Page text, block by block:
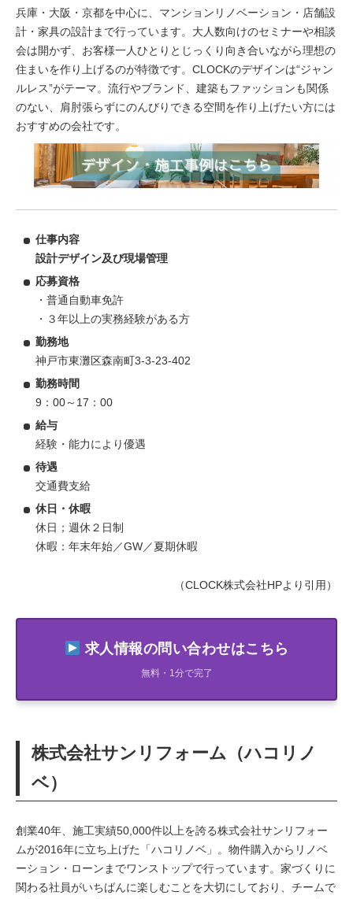
兵庫・大阪・京都を中心に、マンションリノベーション・店舗設
計・家具の設計まで行っています。大人数向けのセミナーや相談
会は開かず、お客様一人ひとりとじっくり向き合いながら理想の
住まいを作り上げるのが特徴です。CLOCKのデザインは“ジャン
ルレス”がテーマ。流行やブランド、建築もファッションも関係
のない、肩肘張らずにのんびりできる空間を作り上げたい方には
おすすめの会社です。
仕事内容
設計デザイン及び現場管理
応募資格
・普通自動車免許
・３年以上の実務経験がある方
勤務地
神戸市東灘区森南町3-3-23-402
勤務時間
9：00～17：00
給与
経験・能力により優遇
待遇
交通費支給
休日・休暇
休日；週休２日制
休暇：年末年始／GW／夏期休暇
（CLOCK株式会社HPより引用）
求人情報の問い合わせはこちら
無料・1分で完了
株式会社サンリフォーム（ハコリノ
ベ）
創業40年、施工実績50,000件以上を誇る株式会社サンリフォー
ムが2016年に立ち上げた「ハコリノベ」。物件購入からリノベ
ーション・ローンまでワンストップで行っています。家づくりに
関わる社員がいちばんに楽しむことを大切にしており、チームで